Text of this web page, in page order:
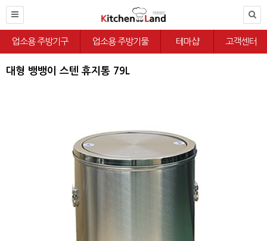
업소용 주방기구 업소용 주방기물 테마샵 고객센터
대형 뱅뱅이 스텐 휴지통 79L